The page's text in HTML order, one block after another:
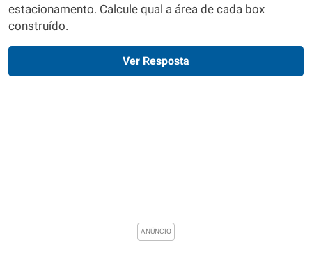
estacionamento. Calcule qual a área de cada box
construído.
Ver Resposta